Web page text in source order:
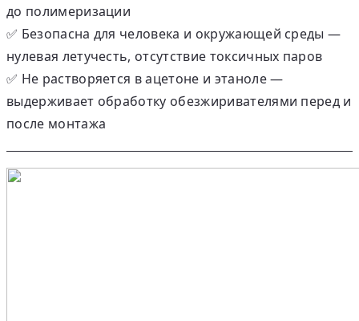
до полимеризации
✅ Безопасна для человека и окружающей среды —
нулевая летучесть, отсутствие токсичных паров
✅ Не растворяется в ацетоне и этаноле—
выдерживает обработку обезжиривателями перед и
после монтажа